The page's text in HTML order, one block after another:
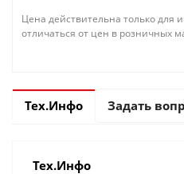
Цена действительна только для
отличаться от цен в розничных
Тех.Инфо Задать
Тех.Инфо